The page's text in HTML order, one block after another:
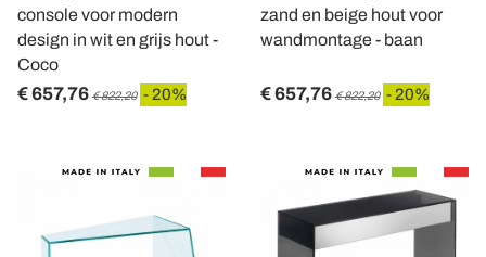
console voor modern
design in wit en grijs hout -
Coco
€ 657,76 € 822,20 - 20%
zand en beige hout voor
wandmontage - baan
€ 657,76 € 822,20 - 20%